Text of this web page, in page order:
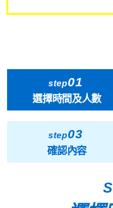
step01
選擇時間及人數
step03
確認內容